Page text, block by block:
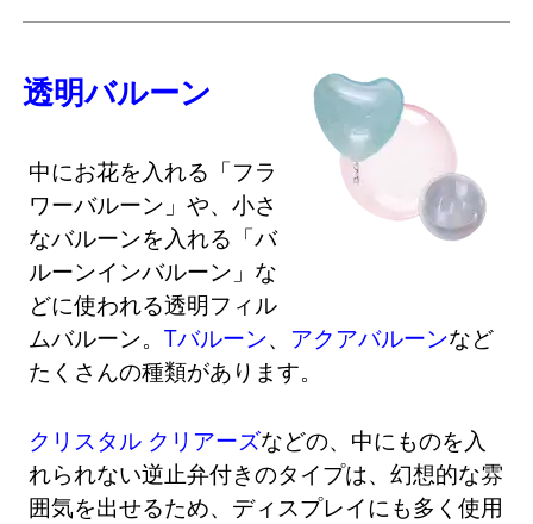
透明バルーン
中にお花を入れる「フラ
ワーバルーン」や、小さ
なバルーンを入れる「バ
ルーンインバルーン」な
どに使われる透明フィル
ムバルーン。Tバルーン、 アクアバルーンなど
たくさんの種類があります。
クリスタル クリアーズなどの、中にものを入
れられない逆止弁付きのタイプは、幻想的な雰
囲気を出せるため、ディスプレイにも多く使用